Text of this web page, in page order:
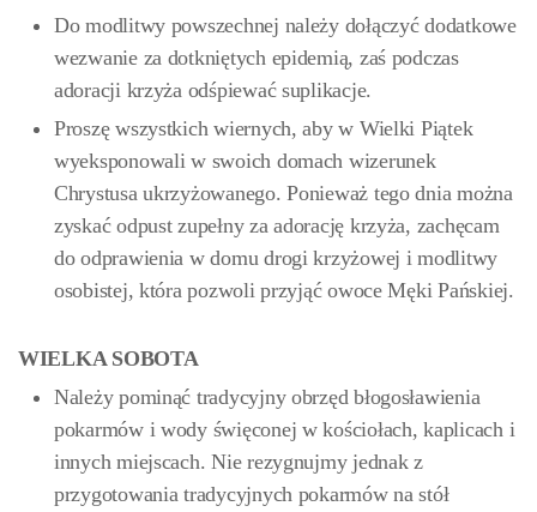
Do modlitwy powszechnej należy dołączyć dodatkowe
wezwanie za dotkniętych epidemią, zaś podczas
adoracji krzyża odśpiewać suplikacje.
Proszę wszystkich wiernych, aby w Wielki Piątek
wyeksponowali w swoich domach wizerunek
Chrystusa ukrzyżowanego. Ponieważ tego dnia można
zyskać odpust zupełny za adorację krzyża, zachęcam
do odprawienia w domu drogi krzyżowej i modlitwy
osobistej, która pozwoli przyjąć owoce Męki Pańskiej.
WIELKA SOBOTA
Należy pominąć tradycyjny obrzęd błogosławienia
pokarmów i wody święconej w kościołach, kaplicach i
innych miejscach. Nie rezygnujmy jednak z
przygotowania tradycyjnych pokarmów na stół